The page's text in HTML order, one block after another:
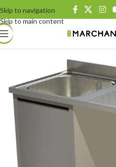
Skip to navigation
Skip to main content